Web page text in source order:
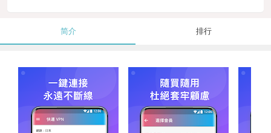
简介 排行